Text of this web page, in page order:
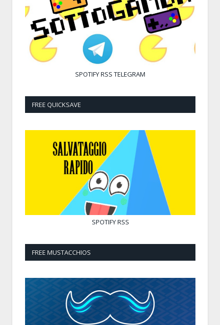
SPOTIFYRSS TELEGRAM
FREE QUICKSAVE
SPOTIFYRSS
FREE MUSTACCHIOS